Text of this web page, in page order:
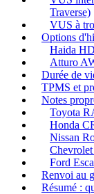
Traverse)
VUS à
Options
Haida
Atturo
Durée de
TPMS et
Notes
Toyota
Honda
Nissan
Ford
Renvoi au
Résumé :